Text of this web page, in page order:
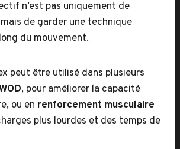
n’est pas uniquement de
de garder une technique
du mouvement.
peut être utilisé dans plusieurs
, pour améliorer la capacité
ou en renforcement musculaire
plus lourdes et des temps de